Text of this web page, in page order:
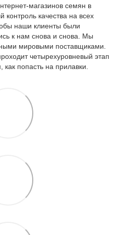
магазинов семян в
контроль качества на всех
наши клиенты были
к нам снова и снова. Мы
мировыми поставщиками.
четырехуровневый этап
попасть на прилавки.